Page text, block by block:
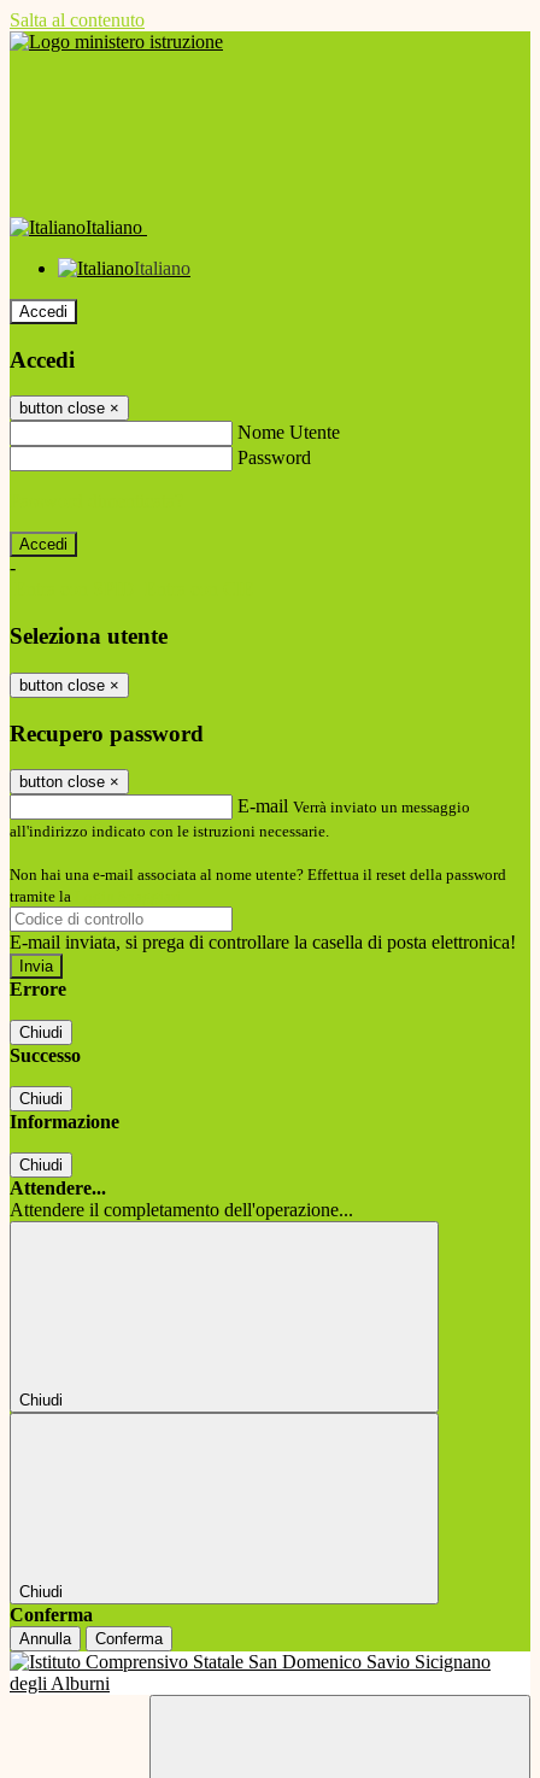
Salta al contenuto
Italiano
Italiano
Accedi
Accedi
button close ×
Nome Utente
Password
-
Seleziona utente
button close ×
Recupero password
button close ×
E-mail Verrà inviato un messaggio
all'indirizzo indicato con le istruzioni necessarie.
Non hai una e-mail associata al nome utente? Effettua il reset della password
tramite la
E-mail inviata, si prega di controllare la casella di posta elettronica!
Errore
Chiudi
Successo
Chiudi
Informazione
Chiudi
Attendere...
Attendere il completamento dell'operazione...
Chiudi
Chiudi
Conferma
Annulla Conferma